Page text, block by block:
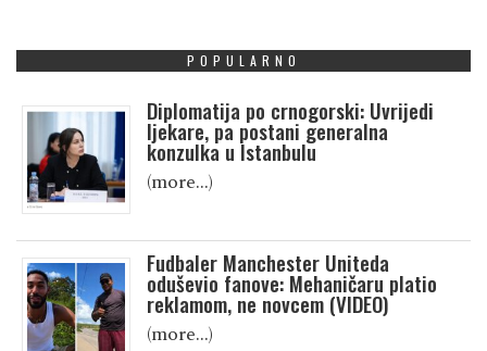
POPULARNO
Diplomatija po crnogorski: Uvrijedi
ljekare, pa postani generalna
konzulka u Istanbulu
(more…)
Fudbaler Manchester Uniteda
oduševio fanove: Mehaničaru platio
reklamom, ne novcem (VIDEO)
(more…)